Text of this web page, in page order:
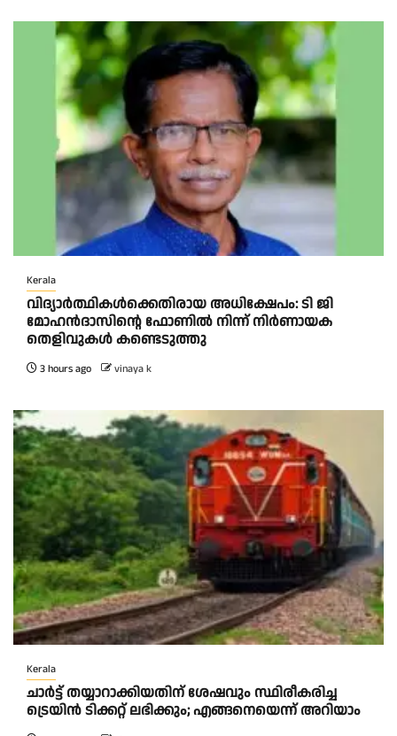
Kerala
വിദ്യാര്‍ത്ഥികള്‍ക്കെതിരായ അധിക്ഷേപം: ടി ജി
മോഹന്‍ദാസിന്റെ ഫോണില്‍ നിന്ന് നിര്‍ണായക
തെളിവുകള്‍ കണ്ടെടുത്തു
3 hours ago vinaya k
Kerala
ചാര്‍ട്ട് തയ്യാറാക്കിയതിന് ശേഷവും സ്ഥിരീകരിച്ച
ട്രെയിന്‍ ടിക്കറ്റ് ലഭിക്കും; എങ്ങനെയെന്ന് അറിയാം